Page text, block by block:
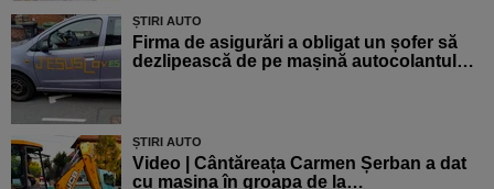
ȘTIRI AUTO
Firma de asigurări a obligat un șofer să
dezlipească de pe mașină autocolantul…
ȘTIRI AUTO
Video | Cântăreața Carmen Șerban a dat
cu mașina în groapa de la…